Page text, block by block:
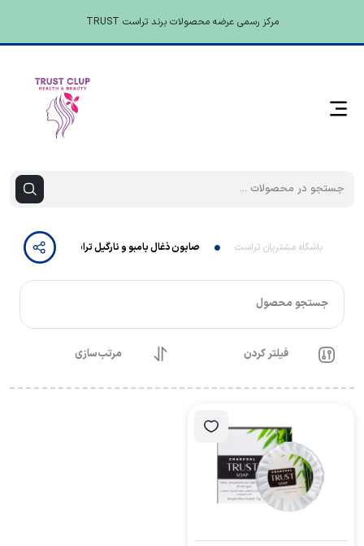
مرکز رسمی عرضه محصولات برند تراست TRUST
باشگاه مشتریان تراست صابون ذغال بامبو و نارگیل تراست
جستجو محصول
فیلتر کردن مرتب‌سازی